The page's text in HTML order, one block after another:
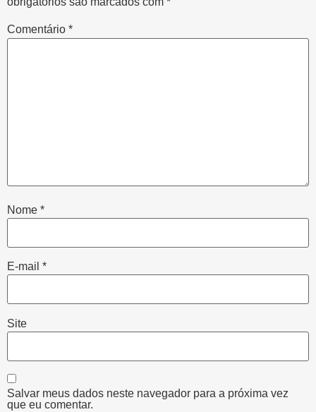
Comentário *
Nome *
E-mail *
Site
Salvar meus dados neste navegador para a próxima vez
que eu comentar.